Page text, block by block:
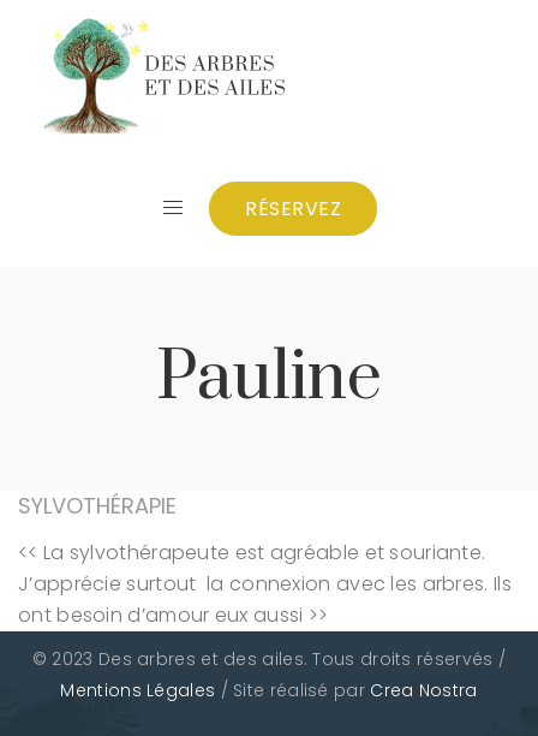
RÉSERVEZ
Pauline
SYLVOTHÉRAPIE
<< La sylvothérapeute est agréable et souriante.
J’apprécie surtout la connexion avec les arbres. Ils
ont besoin d’amour eux aussi >>
© 2023 Des arbres et des ailes. Tous droits réservés /
Mentions Légales / Site réalisé par Crea Nostra